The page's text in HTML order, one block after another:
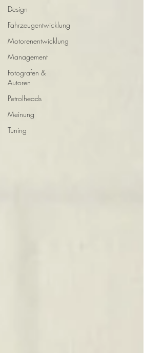
Design
Fahrzeugentwicklung
Motorenentwicklung
Management
Fotografen &
Autoren
Petrolheads
Meinung
Tuning